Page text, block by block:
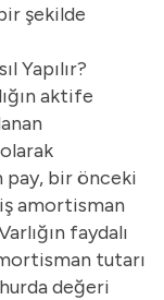
şekilde
Yapılır?
aktife
pay, bir önceki
amortisman
faydalı
tutarı
değeri